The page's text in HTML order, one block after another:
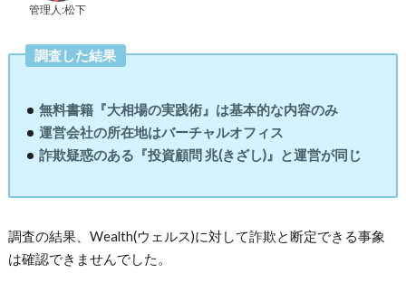
管理人:松下
調査した結果
無料書籍『大相場の実践術』は基本的な内容のみ
運営会社の所在地はバーチャルオフィス
詐欺疑惑のある『投資顧問 兆(きざし)』と運営が同じ
調査の結果、Wealth(ウェルス)に対して詐欺と断定できる事象
は確認できませんでした。